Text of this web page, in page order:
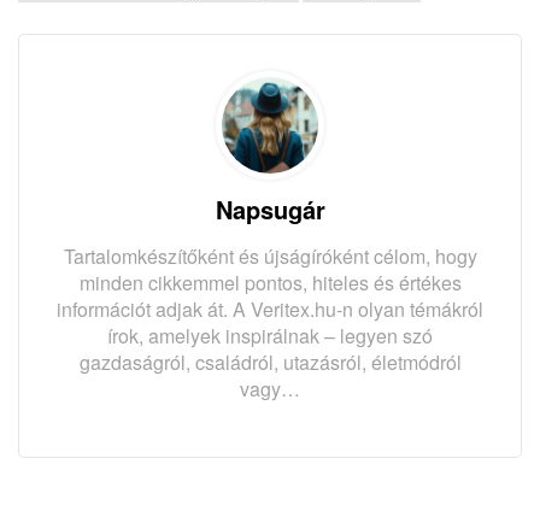
Napsugár
Tartalomkészítőként és újságíróként célom, hogy
minden cikkemmel pontos, hiteles és értékes
információt adjak át. A Veritex.hu-n olyan témákról
írok, amelyek inspirálnak – legyen szó
gazdaságról, családról, utazásról, életmódról
vagy…